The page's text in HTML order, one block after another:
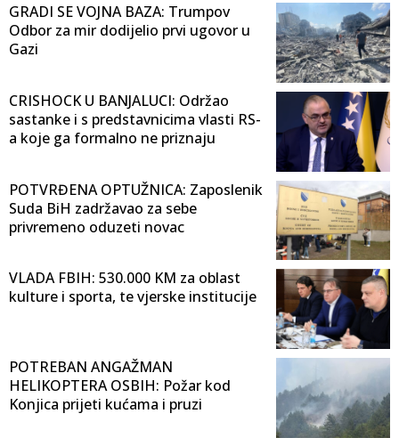
GRADI SE VOJNA BAZA: Trumpov
Odbor za mir dodijelio prvi ugovor u
Gazi
CRISHOCK U BANJALUCI: Održao
sastanke i s predstavnicima vlasti RS-
a koje ga formalno ne priznaju
POTVRĐENA OPTUŽNICA: Zaposlenik
Suda BiH zadržavao za sebe
privremeno oduzeti novac
VLADA FBIH: 530.000 KM za oblast
kulture i sporta, te vjerske institucije
POTREBAN ANGAŽMAN
HELIKOPTERA OSBIH: Požar kod
Konjica prijeti kućama i pruzi